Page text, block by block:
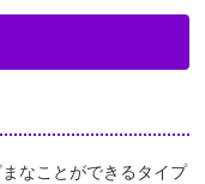
なことができるタイプ